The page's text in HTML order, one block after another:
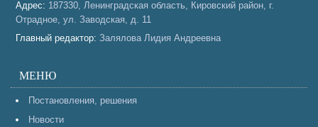
Адрес: 187330, Ленинградская область, Кировский район, г.
Отрадное, ул. Заводская, д. 11
Главный редактор: Залялова Лидия Андреевна
МЕНЮ
Постановления, решения
Новости